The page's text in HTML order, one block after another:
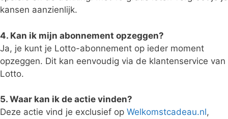
kansen aanzienlijk.
4. Kan ik mijn abonnement opzeggen?
Ja, je kunt je Lotto-abonnement op ieder moment
opzeggen. Dit kan eenvoudig via de klantenservice van
Lotto.
5. Waar kan ik de actie vinden?
Deze actie vind je exclusief op Welkomstcadeau.nl,